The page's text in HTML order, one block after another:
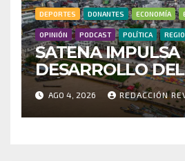
DEPORTES DONANTES ECONOMÍA
OPINIÓN PODCAST POLÍTICA
SATENA IMPULSA
DESARROLLO
MÁS DE 35 MIL
MOVILIZADOS Y
RUTAS
AGO 4, 2026 REDACCIÓN